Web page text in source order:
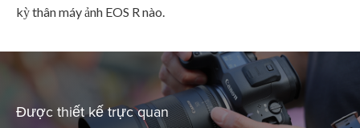
kỳ thân máy ảnh EOS R nào.
Được thiết kế trực quan